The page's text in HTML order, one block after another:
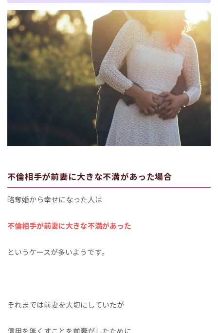
不倫相手が前妻に大きな不満があった場合
略奪婚から幸せになった人は
不倫相手が前妻に大きな不満があった
というケースが多いようです。
それまでは前妻を大切にしていたが
信用を無くすことを前妻がしたために